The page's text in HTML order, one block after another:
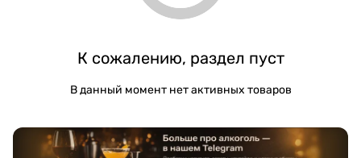
К сожалению, раздел пуст
В данный момент нет активных товаров